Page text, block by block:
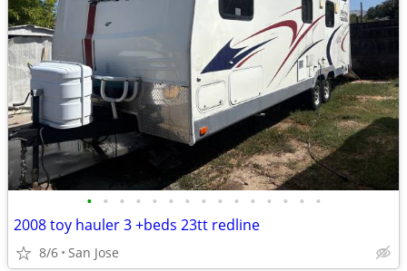
• • • • • • • • • • • • • • •
2008 toy hauler 3 +beds 23tt redline
8/6 San Jose